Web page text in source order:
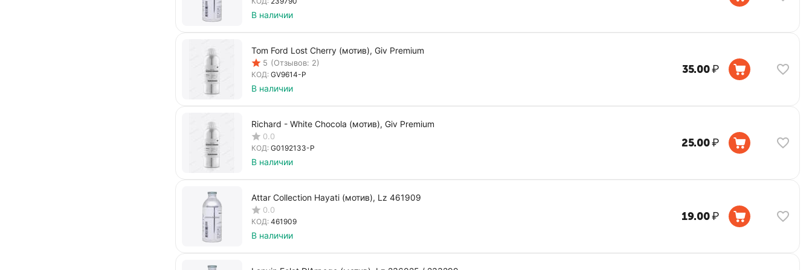
В наличии
Tom Ford Lost Cherry (мотив), Giv Premium
5 (Отзывов: 2)
КОД: GV9614-P
В наличии
35.00₽
Richard - White Chocola (мотив), Giv Premium
0.0
КОД: G0192133-P
В наличии
25.00₽
Attar Collection Hayati (мотив), Lz 461909
0.0
КОД: 461909
В наличии
19.00₽